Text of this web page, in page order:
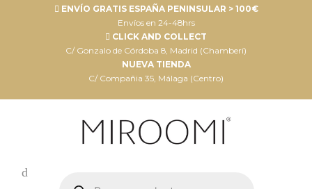
ENVÍO GRATIS ESPAÑA PENINSULAR > 100€
Envíos en 24-48hrs
CLICK AND COLLECT
C/ Gonzalo de Córdoba 8, Madrid (Chamberí)
NUEVA TIENDA
C/ Compañia 35, Málaga (Centro)